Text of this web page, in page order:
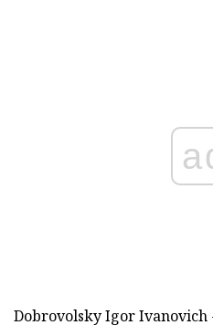
Dobrovolsky Igor Ivanovich